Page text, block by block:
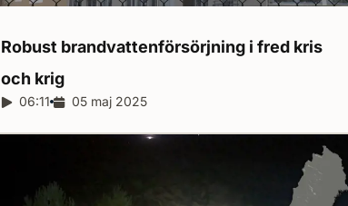
Robust brandvattenförsörjning i fred kris
och krig
Reportagelängd:
06:11 Releasedatum:
05 maj 2025